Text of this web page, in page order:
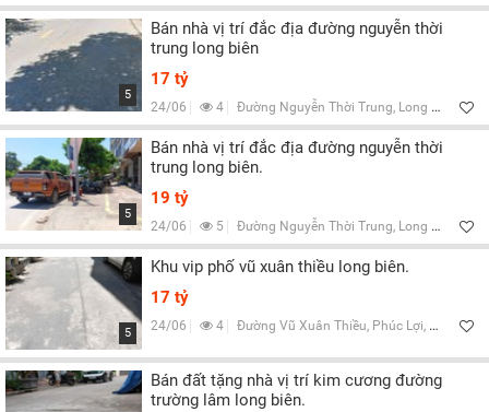
5
Bán nhà vị trí đắc địa đường nguyễn thời
trung long biên
17 tỷ
24/06 4 Đường Nguyễn Thời Trung, Long Biên, Hà Nội
5
Bán nhà vị trí đắc địa đường nguyễn thời
trung long biên.
19 tỷ
24/06 5 Đường Nguyễn Thời Trung, Long Biên, Hà Nội
5
Khu vip phố vũ xuân thiều long biên.
17 tỷ
24/06 4 Đường Vũ Xuân Thiều, Phúc Lợi, Hà Nội
Bán đất tặng nhà vị trí kim cương đường
trường lâm long biên.